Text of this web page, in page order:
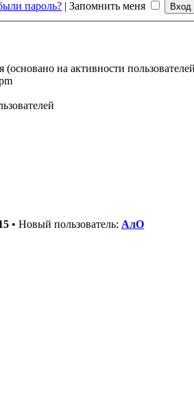
пароль? | Запомнить меня
на активности
• Новый пользователь: АлО